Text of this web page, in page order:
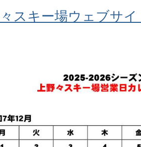
スキー場ウェブサ